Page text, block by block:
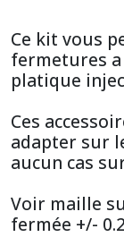
Ce kit vous
fermetures a
platique
Ces
adapter sur
aucun cas
Voir maille
fermée +/-